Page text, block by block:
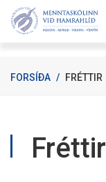
Fara
FORSÍÐA / FRÉTTIR
Fréttir